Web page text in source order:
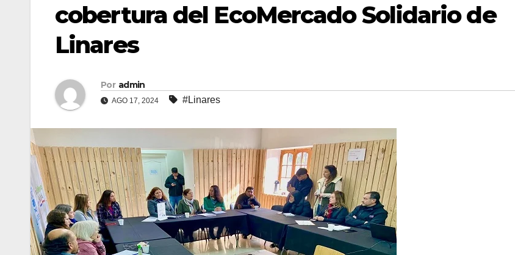
cobertura del EcoMercado Solidario de
Linares
Por admin
AGO 17, 2024 #Linares